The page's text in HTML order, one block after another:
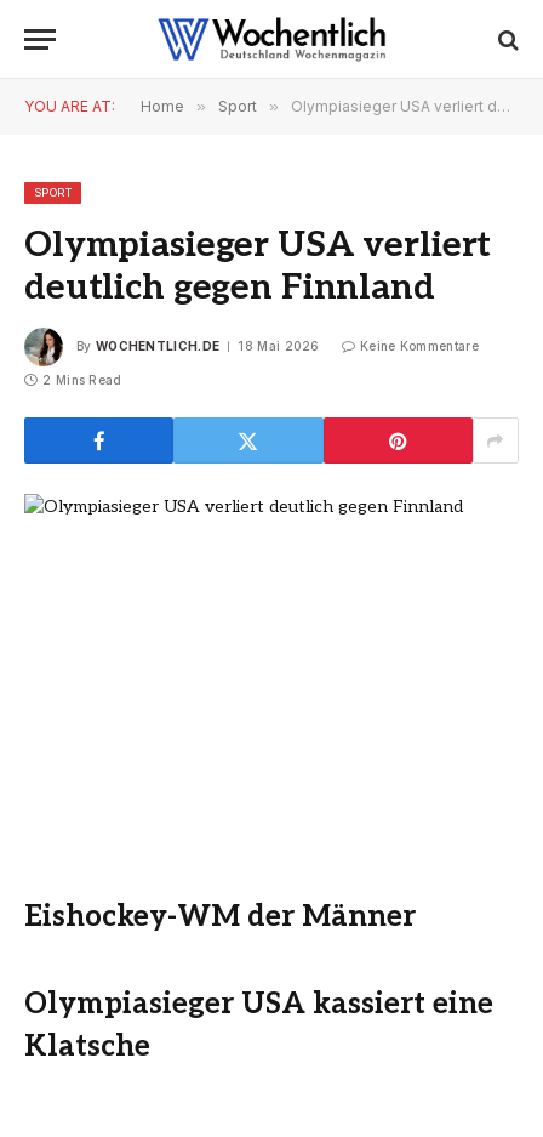
YOU ARE AT: Home » Sport » Olympiasieger USA verliert deutlich gegen Finnland
SPORT
Olympiasieger USA verliert
deutlich gegen Finnland
By WOCHENTLICH.DE 18 Mai 2026 Keine Kommentare
2 Mins Read
Eishockey-WM der Männer
Olympiasieger USA kassiert eine
Klatsche